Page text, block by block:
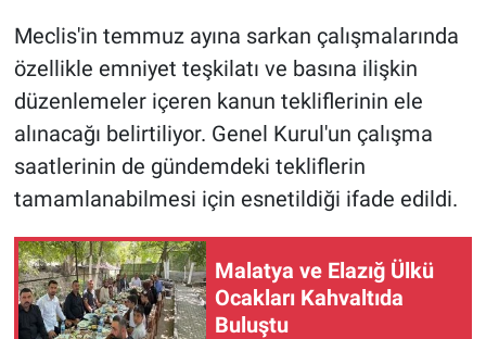
Meclis'in temmuz ayına sarkan çalışmalarında
özellikle emniyet teşkilatı ve basına ilişkin
düzenlemeler içeren kanun tekliflerinin ele
alınacağı belirtiliyor. Genel Kurul'un çalışma
saatlerinin de gündemdeki tekliflerin
tamamlanabilmesi için esnetildiği ifade edildi.
Malatya ve Elazığ Ülkü
Ocakları Kahvaltıda
Buluştu